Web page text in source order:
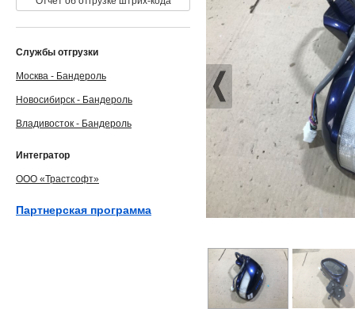
Службы отгрузки
Москва - Бандероль
Новосибирск - Бандероль
Владивосток - Бандероль
Интегратор
ООО «Трастсофт»
Партнерская программа